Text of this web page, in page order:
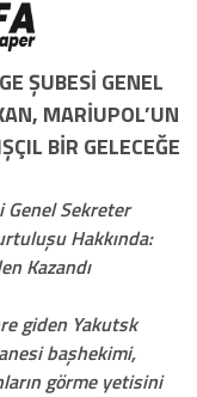
ŞUBESI GENEL
MARIUPOL’UN
BIR GELECEĞE
Genel Sekreter
Hakkında:
Kazandı
giden Yakutsk
başhekimi,
görme yetisini